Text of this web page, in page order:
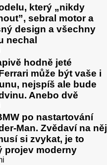
který „nikdy
sebral motor a
design a všechny
nechal
hodně jeté
může být vaše i
nejspíš ale bude
Anebo dvě
po nastartování
Man. Zvědaví na něj
si zvykat, je to
projev moderny